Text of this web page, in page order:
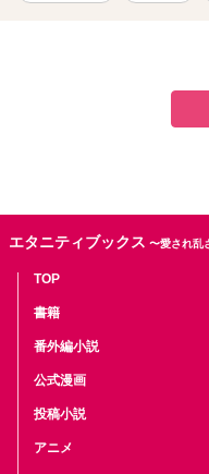
エタニティブックス 〜愛され乱
TOP
書籍
番外編小説
公式漫画
投稿小説
アニメ